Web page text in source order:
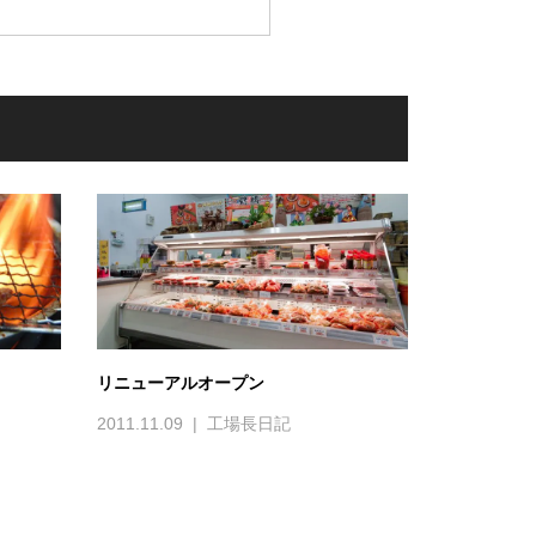
リニューアルオープン
2011.11.09 工場長日記